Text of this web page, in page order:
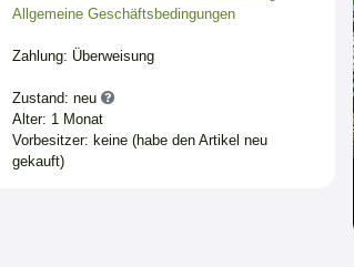
Allgemeine Geschäftsbedingungen
Zahlung: Überweisung
Zustand: neu
Alter: 1 Monat
Vorbesitzer: keine (habe den Artikel neu
gekauft)